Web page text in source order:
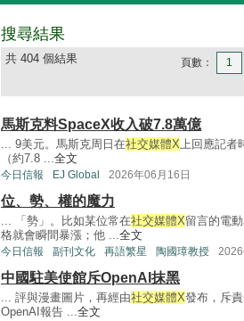
搜尋結果
共 404 個結果 頁數： 1
馬斯克料SpaceX收入破7.8萬億
... 9美元。馬斯克周日在社交媒體X上回應記者
（約7.8 ...全文
今日信報 EJ Global 2026年06月16日
位、勢、權的魔力
... 「勢」。比如某位常在社交媒體X留言的電
格就會瞬間暴漲；他 ...全文
今日信報 副刊文化 再語繁星 陶國璋教授
中國駐美使館斥OpenAI抹黑
... 評與漫畫圖片，再經由社交媒體X發布，斥
OpenAI報告 ...全文